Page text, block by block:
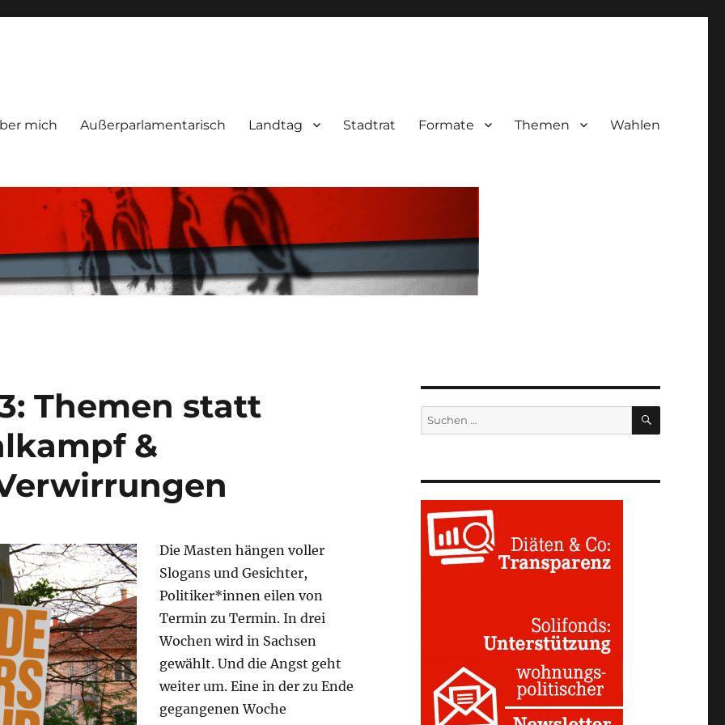
mich Außerparlamentarisch Landtag Stadtrat Formate Themen Wahlen
Themen statt
&
Die Masten hängen voller
Slogans und Gesichter,
Politiker*innen eilen von
Termin zu Termin. In drei
Wochen wird in Sachsen
gewählt. Und die Angst geht
weiter um. Eine in der zu Ende
gegangenen Woche
Suchen
nach:
SUCHEN